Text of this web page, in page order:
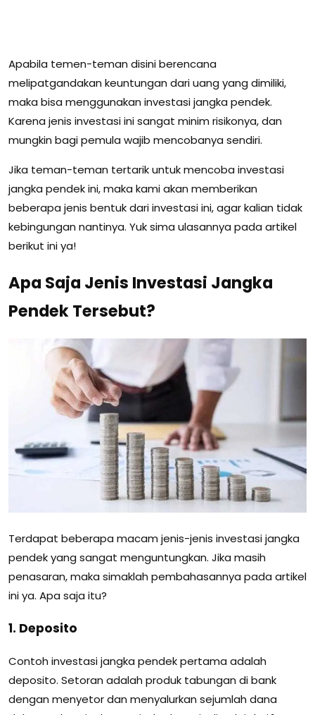
Apabila temen-teman disini berencana
melipatgandakan keuntungan dari uang yang dimiliki,
maka bisa menggunakan investasi jangka pendek.
Karena jenis investasi ini sangat minim risikonya, dan
mungkin bagi pemula wajib mencobanya sendiri.
Jika teman-teman tertarik untuk mencoba investasi
jangka pendek ini, maka kami akan memberikan
beberapa jenis bentuk dari investasi ini, agar kalian tidak
kebingungan nantinya. Yuk sima ulasannya pada artikel
berikut ini ya!
Apa Saja Jenis Investasi Jangka
Pendek Tersebut?
Terdapat beberapa macam jenis-jenis investasi jangka
pendek yang sangat menguntungkan. Jika masih
penasaran, maka simaklah pembahasannya pada artikel
ini ya. Apa saja itu?
1. Deposito
Contoh investasi jangka pendek pertama adalah
deposito. Setoran adalah produk tabungan di bank
dengan menyetor dan menyalurkan sejumlah dana